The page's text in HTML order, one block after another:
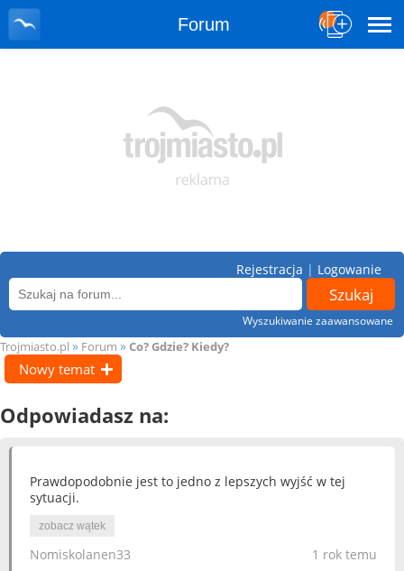
Forum
Wyszukiwanie zaawansowane
Rejestracja | Logowanie
Trojmiasto.pl » Forum » Co? Gdzie? Kiedy?
Nowy temat
Odpowiadasz na:
Prawdopodobnie jest to jedno z lepszych wyjść w tej
sytuacji.
zobacz wątek
1 rok temu
Nomiskolanen33